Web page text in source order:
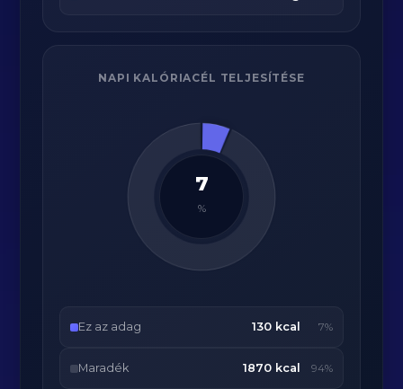
NAPI KALÓRIACÉL TELJESÍTÉSE
7
%
Ez az adag 130 kcal 7%
Maradék 1870 kcal 94%